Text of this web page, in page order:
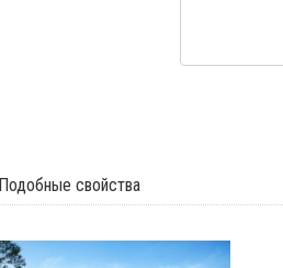
Подобные свойства